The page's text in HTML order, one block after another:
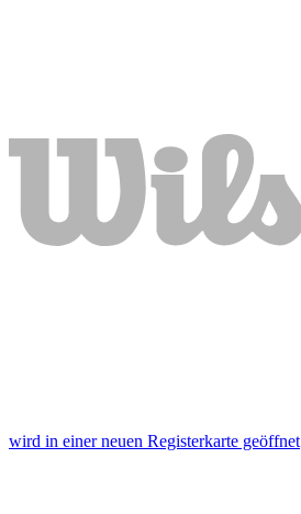
wird in einer neuen Registerkarte geöffnet